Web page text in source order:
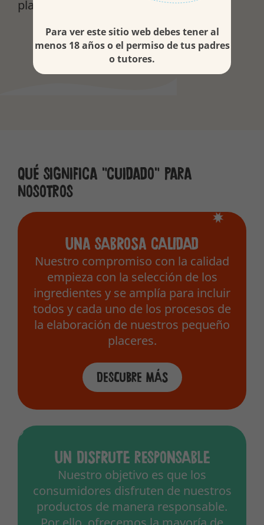
planeta.
Leer más
Qué significa "cuidado" para
nosotros
Una sabrosa calidad
Nuestro compromiso con la calidad
empieza con la selección de los
ingredientes y se amplía para incluir
todos y cada uno de los procesos de
la elaboración de nuestros pequeño
placeres.
Descubre más
Un disfrute responsable
Nuestro objetivo es que los
consumidores disfruten de nuestros
productos de manera responsable.
Para ver este sitio web debes tener al
menos 18 años o el permiso de tus padres
o tutores.